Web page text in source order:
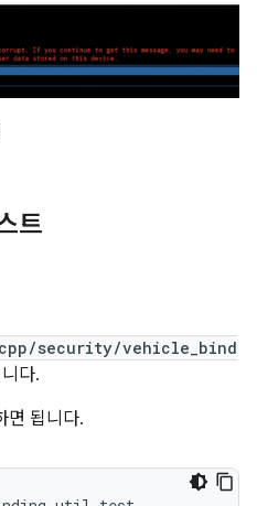
트
security/vehicle_bind
다.
면 됩니다.